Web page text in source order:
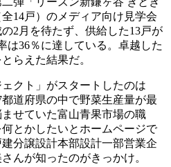
14戸）のメディア向け見学会
の2 月を待たず、供給した13戸が
は36％に達している。卓越した
らえた結果だ。
ェクト」がスタートしたのは
都道府県の中で野菜生産量が最
せていた富山青果市場の職
とかしたいとホームページで
分譲設計本部設計一部営業企
んが知ったのがきっかけ。